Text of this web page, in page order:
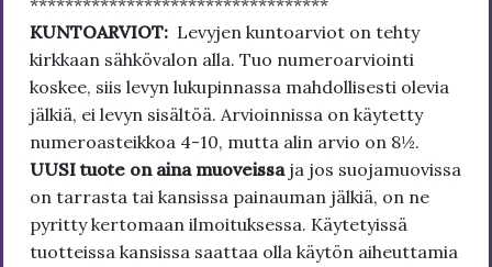
**********************************
KUNTOARVIOT: Levyjen kuntoarviot on tehty
kirkkaan sähkövalon alla. Tuo numeroarviointi
koskee, siis levyn lukupinnassa mahdollisesti olevia
jälkiä, ei levyn sisältöä. Arvioinnissa on käytetty
numeroasteikkoa 4-10, mutta alin arvio on 8½.
UUSI tuote on aina muoveissa ja jos suojamuovissa
on tarrasta tai kansissa painauman jälkiä, on ne
pyritty kertomaan ilmoituksessa. Käytetyissä
tuotteissa kansissa saattaa olla käytön aiheuttamia